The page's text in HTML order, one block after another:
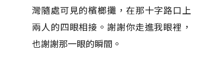
灣隨處可見的檳榔攤，在那十字路口上
兩人的四眼相接。謝謝你走進我眼裡，
也謝謝那一眼的瞬間。